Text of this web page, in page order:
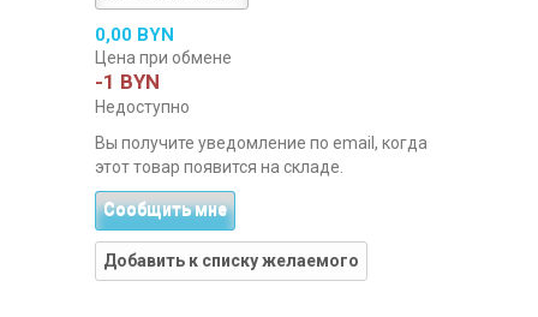
0,00 BYN
Цена при обмене
-1 BYN
Недоступно
Вы получите уведомление по email, когда
этот товар появится на складе.
Сообщить мне
Добавить к списку желаемого